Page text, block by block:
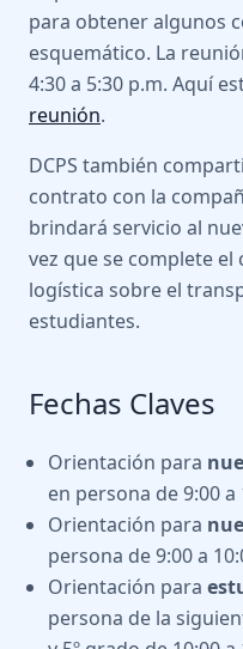
para obtener algunos
esquemático. La
4:30 a 5:30 p.m. Aquí
reunión.
DCPS también
contrato con la
brindará servicio al
vez que se complete
logística sobre el
estudiantes.
Fechas Claves
Orientación para
en persona de 9:00 a
Orientación para
persona de 9:00 a
Orientación para
persona de la